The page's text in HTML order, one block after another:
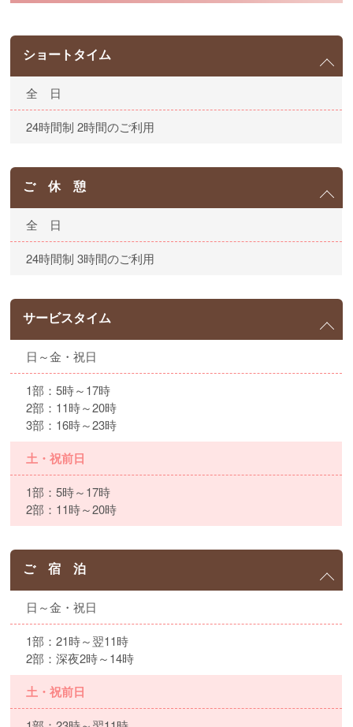
ショートタイム
全 日
24時間制 2時間のご利用
ご 休 憩
全 日
24時間制 3時間のご利用
サービスタイム
日～金・祝日
1部：5時～17時
2部：11時～20時
3部：16時～23時
土・祝前日
1部：5時～17時
2部：11時～20時
ご 宿 泊
日～金・祝日
1部：21時～翌11時
2部：深夜2時～14時
土・祝前日